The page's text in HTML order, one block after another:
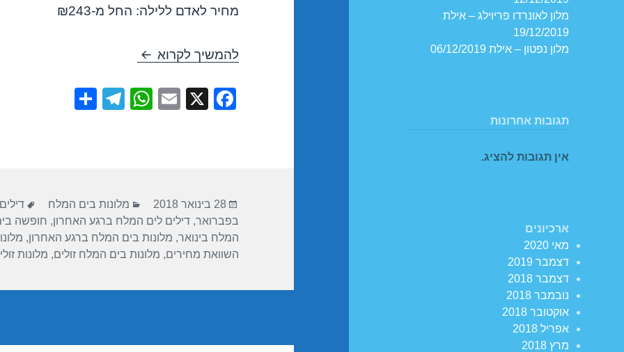
מלון לאונרדו פריוילג – אילת
19/12/2019
מלון נפטון – אילת 06/12/2019
תגובות אחרונות
אין תגובות להציג.
ארכיונים
מאי 2020
דצמבר 2019
דצמבר 2018
נובמבר 2018
אוקטובר 2018
אפריל 2018
מרץ 2018
מחיר לאדם ללילה: החל מ-₪243
להמשיך לקרוא חופשה במלון ישרוטל – ים המלח 11/
F
o
o
k
X
E
W
p
p
T
m
פורסם
בתאריך
28 בינואר 2018 קטגוריות
מלונות בים המלח תגיות
בפברואר,דילים לים המלח ברגע האחרון, חופשה
המלח בינואר, מלונות בים המלח ברגע האחרון,
השוואת מחירים, מלונות בים המלח זולים, מלונות